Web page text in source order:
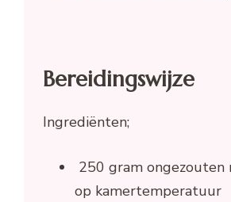
Bereidingswijze
Ingrediënten;
250 gram
op kamertemperatuur